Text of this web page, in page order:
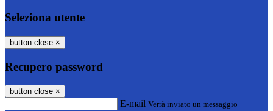
Seleziona utente
button close ×
Recupero password
button close ×
E-mail Verrà inviato un messaggio